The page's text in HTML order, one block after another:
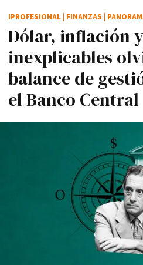
Dólar, inflación
inexplicables
balance de
el Banco Central
IPROFESIONAL FINANZAS